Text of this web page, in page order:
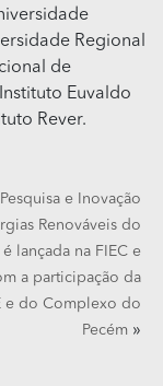
Regional
de
Euvaldo
Rever.
e Inovação
Renováveis do
é lançada na FIEC e
a participação da
e do Complexo do
Pecém »